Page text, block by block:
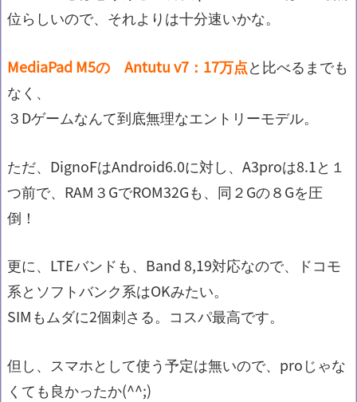
位らしいので、それよりは十分速いかな。
MediaPad M5の Antutu v7：17万点と比べるまでも
なく、
３Dゲームなんて到底無理なエントリーモデル。
ただ、DignoFはAndroid6.0に対し、A3proは8.1と１
つ前で、RAM３GでROM32Gも、同２Gの８Gを圧
倒！
更に、LTEバンドも、Band 8,19対応なので、ドコモ
系とソフトバンク系はOKみたい。
SIMもムダに2個刺さる。コスパ最高です。
但し、スマホとして使う予定は無いので、proじゃな
くても良かったか(^^;)